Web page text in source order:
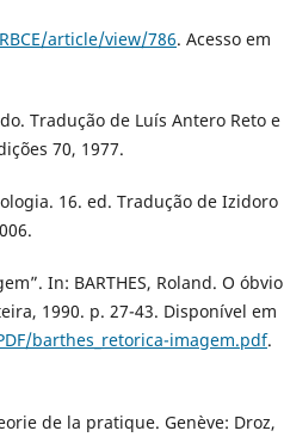
article/view/786. Acesso em
Tradução de Luís Antero Reto e
70, 1977.
16. ed. Tradução de Izidoro
In: BARTHES, Roland. O óbvio
1990. p. 27-43. Disponível em
barthes_retorica-imagem.pdf.
de la pratique. Genève: Droz,